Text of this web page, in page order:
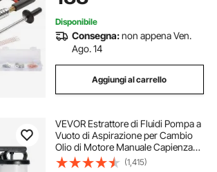
Carrozzeria per Auto Camion Moto
Disponibile
Consegna:non appena Ven.
Ago. 14
Aggiungi al carrello
VEVOR Estrattore di Fluidi Pompa a
Vuoto di Aspirazione per Cambio
Olio di Motore Manuale Capienza
max. 6,5L, Estrattore per Cambio
(1,415)